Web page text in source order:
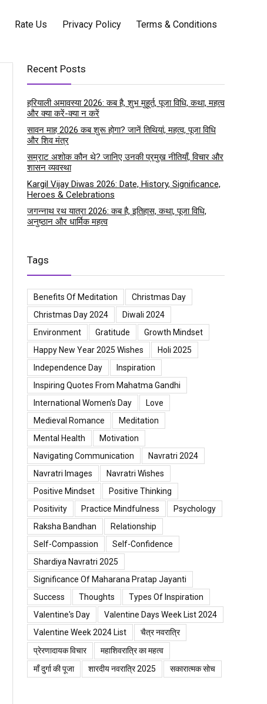
Rate Us Privacy Policy Terms & Conditions
Recent Posts
हरियाली अमावस्या 2026: कब है, शुभ मुहूर्त, पूजा विधि, कथा, महत्व
और क्या करें-क्या न करें
सावन माह 2026 कब शुरू होगा? जानें तिथियां, महत्व, पूजा विधि
और शिव मंत्र
सम्राट अशोक कौन थे? जानिए उनकी प्रमुख नीतियाँ, विचार और
शासन व्यवस्था
Kargil Vijay Diwas 2026: Date, History, Significance,
Heroes & Celebrations
जगन्नाथ रथ यात्रा 2026: कब है, इतिहास, कथा, पूजा विधि,
अनुष्ठान और धार्मिक महत्व
Tags
Benefits Of Meditation
Christmas Day
Christmas Day 2024
Diwali 2024
Environment
Gratitude
Growth Mindset
Happy New Year 2025 Wishes
Holi 2025
Independence Day
Inspiration
Inspiring Quotes From Mahatma Gandhi
International Women's Day
Love
Medieval Romance
Meditation
Mental Health
Motivation
Navigating Communication
Navratri 2024
Navratri Images
Navratri Wishes
Positive Mindset
Positive Thinking
Positivity
Practice Mindfulness
Psychology
Raksha Bandhan
Relationship
Self-Compassion
Self-Confidence
Shardiya Navratri 2025
Significance Of Maharana Pratap Jayanti
Success
Thoughts
Types Of Inspiration
Valentine's Day
Valentine Days Week List 2024
Valentine Week 2024 List
चैत्र नवरात्रि
प्रेरणादायक विचार
महाशिवरात्रि का महत्व
माँ दुर्गा की पूजा
शारदीय नवरात्रि 2025 सकारात्मक सोच